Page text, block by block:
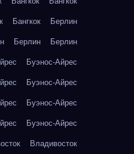
Бангкок Берлин
Берлин Берлин
Буэнос-Айрес
Буэнос-Айрес
Буэнос-Айрес
Буэнос-Айрес
Владивосток